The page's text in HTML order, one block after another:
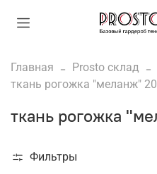
Главная
Prosto склад
ткань рогожка "меланж"
ткань рогожка
Фильтры